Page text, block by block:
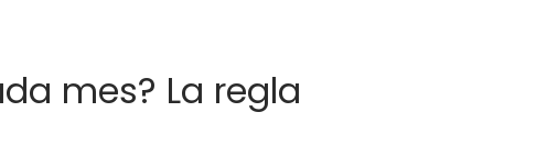
mes? La regla